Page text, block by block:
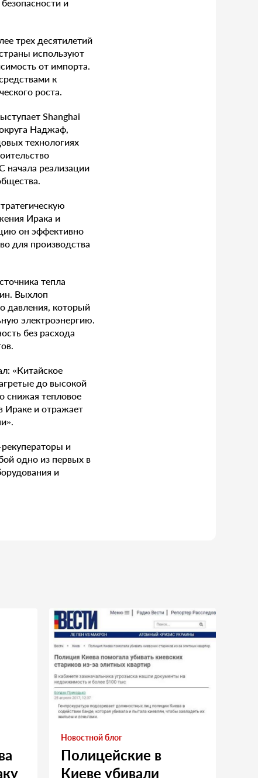
и
трех десятилетий
используют
от импорта.
к
роста.
Shanghai
Наджаф,
технологиях
начала реализации
Ирака и
он эффективно
для производства
тепла
Выхлоп
давления, который
электроэнергию.
без расхода
«Китайское
до высокой
снижая тепловое
Ираке и отражает
и
одно из первых в
и
Новостной блог
Полицейские в
Киеве убивали